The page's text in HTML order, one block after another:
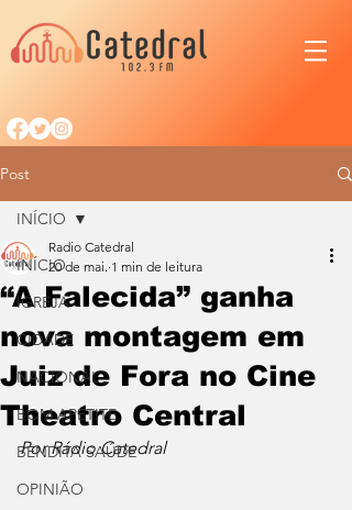
Post
INÍCIO
IGREJA
CIDADE
NACIONAL
BOM APETITE
BENDITA SAÚDE
OPINIÃO
INÍCIO
“A Falecida” ganha
nova montagem em
Juiz de Fora no Cine
Theatro Central
Radio Catedral
20 de mai. 1 min de leitura
Por Rádio Catedral